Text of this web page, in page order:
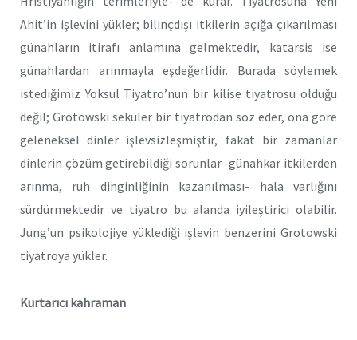
Ahit’in işlevini yükler; bilinçdışı itkilerin açığa çıkarılması
günahların itirafı anlamına gelmektedir, katarsis ise
günahlardan arınmayla eşdeğerlidir. Burada söylemek
istediğimiz Yoksul Tiyatro’nun bir kilise tiyatrosu olduğu
değil; Grotowski seküler bir tiyatrodan söz eder, ona göre
geleneksel dinler işlevsizleşmiştir, fakat bir zamanlar
dinlerin çözüm getirebildiği sorunlar -günahkar itkilerden
arınma, ruh dinginliğinin kazanılması- hala varlığını
sürdürmektedir ve tiyatro bu alanda iyileştirici olabilir.
Jung’un psikolojiye yüklediği işlevin benzerini Grotowski
tiyatroya yükler.
Kurtarıcı kahraman